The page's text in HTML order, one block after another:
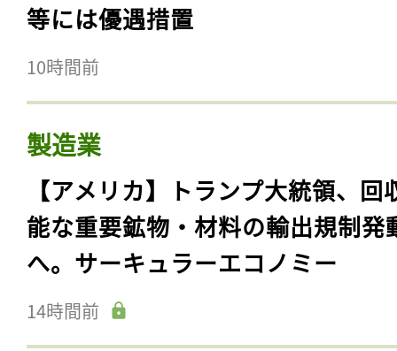
等には優遇措置
10時間前
製造業
【アメリカ】トランプ大統領、回
能な重要鉱物・材料の輸出規制発
へ。サーキュラーエコノミー
14時間前